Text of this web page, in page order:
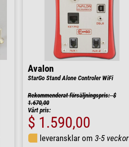
Avalon
StarGo Stand Alone Controler WiFi
Rekommenderat försäljningspris: $
1.670,00
Vårt pris:
$ 1.590,00
leveransklar om 3-5 veckor